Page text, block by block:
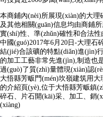
本商鋪內(nèi)所展現(xiàn)的大理碎
及其他相關(guān)信息均由商鋪
實(shí)性、準(zhǔn)確性和合法
中國(guó)2017年6月20日-大理
結(jié)合該礦的特點(diǎn)進(jìn)
的加工工藝非常先進(jìn),制造也
過(guò)了質(zhì)量體現(xiàn)認
大悟縣芳畈門(mén)坎嶺建筑用
的介紹頁(yè),位于大悟縣芳畈鎮
碎石、片石開(kāi)采、加工
(xiàng)